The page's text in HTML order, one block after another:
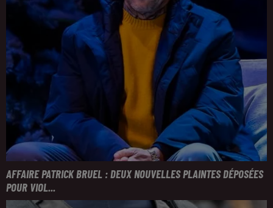
AFFAIRE PATRICK BRUEL : DEUX NOUVELLES PLAINTES DÉPOSÉES
POUR VIOL...